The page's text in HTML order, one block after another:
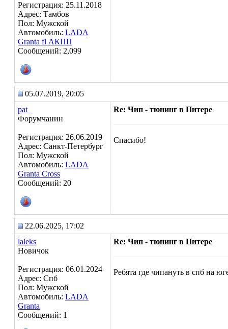
Регистрация: 25.11.2018
Адрес: Тамбов
Пол: Мужской
Автомобиль: LADA
Granta fl АКПП
Сообщений: 2,099
05.07.2019, 20:05
pat_
Форумчанин
Регистрация: 26.06.2019
Адрес: Санкт-Петербург
Пол: Мужской
Автомобиль: LADA
Granta Cross
Сообщений: 20
Re: Чип - тюнинг в Питере
Спасибо!
22.06.2025, 17:02
laleks
Новичок
Регистрация: 06.01.2024
Адрес: Спб
Пол: Мужской
Автомобиль: LADA
Granta
Сообщений: 1
Re: Чип - тюнинг в Питере
Ребята где чипануть в спб на